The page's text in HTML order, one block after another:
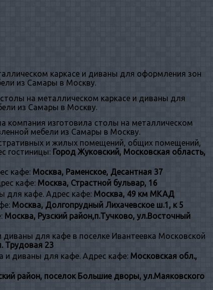
каркасе и диваны для оформления зон
из Самары в Москву.
на металлическом каркасе и диваны для
из Самары в Москву.
изготовила столы на металлическом
мебели из Самары в Москву.
и жилых помещений, общих помещений,
гостиницы: Город Жуковский, Московская область,
кафе: Москва, Раменское, Десантная 37
кафе: Москва, Страстной бульвар, 16
для кафе. Адрес кафе: Москва, 49 км МКАД
Москва, Долгопрудный Лихачевское ш.1, к 5
Москва, Рузский район,п.Тучково, ул.Восточный
для кафе в поселке Ивантеевка Московской
Трудовая 23
и диваны для кафе. Адрес кафе: Московская обл.,
район, поселок Большие дворы, ул.Маяковского